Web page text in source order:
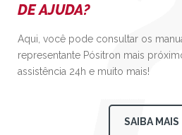
DE AJUDA?
Aqui, você pode consultar os
representante Pósitron mais
assistência 24h e muito mais!
SAIBA MAIS